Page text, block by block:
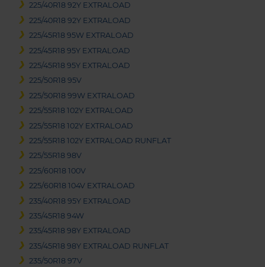
225/40R18 92Y EXTRALOAD
225/40R18 92Y EXTRALOAD
225/45R18 95W EXTRALOAD
225/45R18 95Y EXTRALOAD
225/45R18 95Y EXTRALOAD
225/50R18 95V
225/50R18 99W EXTRALOAD
225/55R18 102Y EXTRALOAD
225/55R18 102Y EXTRALOAD
225/55R18 102Y EXTRALOAD RUNFLAT
225/55R18 98V
225/60R18 100V
225/60R18 104V EXTRALOAD
235/40R18 95Y EXTRALOAD
235/45R18 94W
235/45R18 98Y EXTRALOAD
235/45R18 98Y EXTRALOAD RUNFLAT
235/50R18 97V